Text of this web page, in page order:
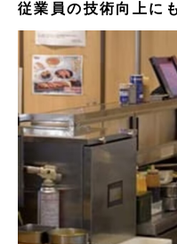
従業員の技術向上に